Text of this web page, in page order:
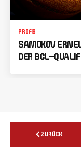
PROFIS
SAMOKOV
DER BCL-
ZURÜCK